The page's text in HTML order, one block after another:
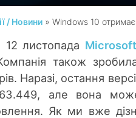
/ Новини » Windows 10
12 листопада Microsoft
також
Наразі, остання
але вона
Як ми вже